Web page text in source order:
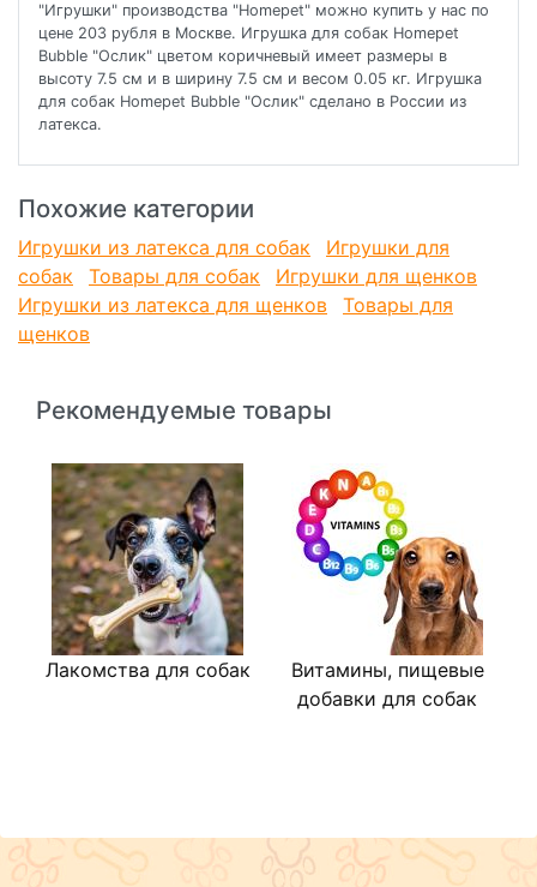
"Игрушки" производства "Homepet" можно купить у нас по
цене 203 рубля в Москве. Игрушка для собак Homepet
Bubble "Ослик" цветом коричневый имеет размеры в
высоту 7.5 см и в ширину 7.5 см и весом 0.05 кг. Игрушка
для собак Homepet Bubble "Ослик" сделано в России из
латекса.
Похожие категории
Игрушки из латекса для собак
Игрушки для
собак
Товары для собак
Игрушки для щенков
Игрушки из латекса для щенков
Товары для
щенков
Рекомендуемые товары
Лакомства для собак
Витамины, пищевые
добавки для собак